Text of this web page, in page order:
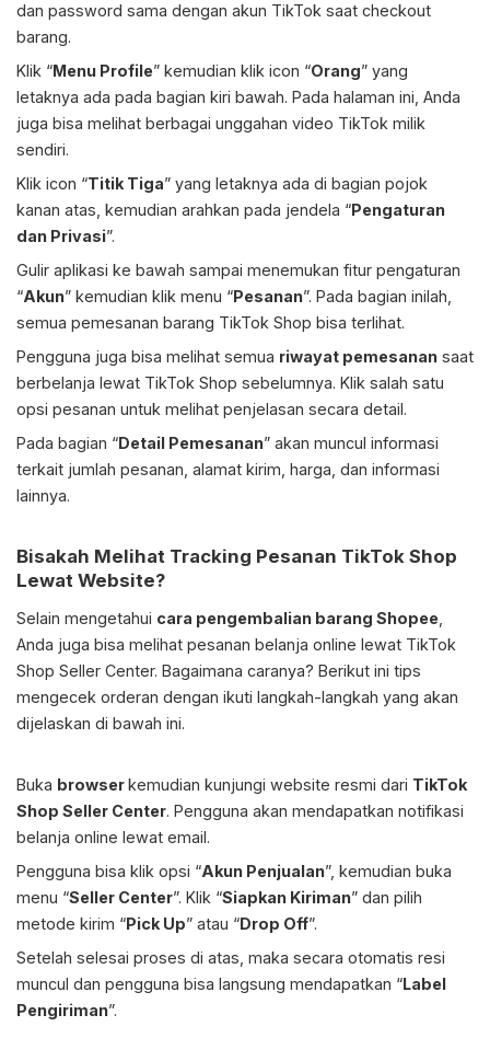
dan password sama dengan akun TikTok saat checkout
barang.
Klik “Menu Profile” kemudian klik icon “Orang” yang
letaknya ada pada bagian kiri bawah. Pada halaman ini, Anda
juga bisa melihat berbagai unggahan video TikTok milik
sendiri.
Klik icon “Titik Tiga” yang letaknya ada di bagian pojok
kanan atas, kemudian arahkan pada jendela “Pengaturan
dan Privasi”.
Gulir aplikasi ke bawah sampai menemukan fitur pengaturan
“Akun” kemudian klik menu “Pesanan”. Pada bagian inilah,
semua pemesanan barang TikTok Shop bisa terlihat.
Pengguna juga bisa melihat semua riwayat pemesanan saat
berbelanja lewat TikTok Shop sebelumnya. Klik salah satu
opsi pesanan untuk melihat penjelasan secara detail.
Pada bagian “Detail Pemesanan” akan muncul informasi
terkait jumlah pesanan, alamat kirim, harga, dan informasi
lainnya.
Bisakah Melihat Tracking Pesanan TikTok Shop
Lewat Website?
Selain mengetahui cara pengembalian barang Shopee
Anda juga bisa melihat pesanan belanja online lewat TikTok
Shop Seller Center. Bagaimana caranya? Berikut ini tips
mengecek orderan dengan ikuti langkah-langkah yang akan
dijelaskan di bawah ini.
Buka browserkemudian kunjungi website resmi dari TikTok
Shop Seller Center. Pengguna akan mendapatkan notifikasi
belanja online lewat email.
Pengguna bisa klik opsi “Akun Penjualan”, kemudian buka
menu “Seller Center”. Klik “Siapkan Kiriman” dan pilih
metode kirim “Pick Up” atau “Drop Off”.
Setelah selesai proses di atas, maka secara otomatis resi
muncul dan pengguna bisa langsung mendapatkan “Label
Pengiriman”.